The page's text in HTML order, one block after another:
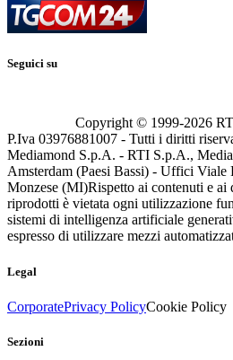
Seguici su
Copyright © 1999-2026
P.Iva 03976881007 - Tutti i diritti
Mediamond S.p.A. - RTI S.p.A.,
Amsterdam (Paesi Bassi) - Uffici Viale
Monzese (MI)Rispetto ai contenuti e ai
riprodotti è vietata ogni utilizzazione
sistemi di intelligenza artificiale
espresso di utilizzare mezzi
Legal
CorporatePrivacy PolicyCookie Policy
Sezioni